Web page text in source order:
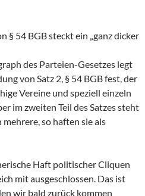
§ 54 BGB steckt ein „ganz dicker
des Parteien-Gesetzes legt
von Satz 2, § 54 BGB fest, der
Vereine und speziell einzeln
im zweiten Teil des Satzes steht
so haften sie als
Haft politischer Cliquen
mit ausgeschlossen. Das ist
wir bald zurück kommen